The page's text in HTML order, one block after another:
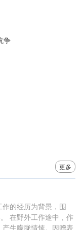
争
更多
作的经历为背景，围
在野外工作途中，作
生朦胧情愫。因赠表